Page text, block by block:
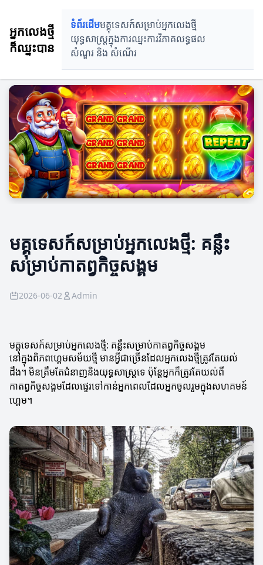
អ្នកលេងថ្មី
ក៏ឈ្នះបាន
ទំព័រដើមមគ្គុទេសក៍សម្រាប់អ្នកលេងថ្មី
យុទ្ធសាស្ត្រក្នុងការឈ្នះការវិភាគលទ្ធផល
សំណួរ និង សំណេីរ
មគ្គុទេសក៍សម្រាប់អ្នកលេងថ្មី: គន្លឹះ
សម្រាប់កាតព្វកិច្ចសង្គម
2026-06-02 Admin
មគ្គុទេសក៍សម្រាប់អ្នកលេងថ្មី: គន្លឹះសម្រាប់កាតព្វកិច្ចសង្គម
នៅក្នុងពិភពហ្គេមសម័យថ្មី មានអ្វីជាច្រើនដែលអ្នកលេងថ្មីត្រូវតែយល់
ដឹង។ មិនត្រឹមតែជំនាញនិងយុទ្ធសាស្ត្រទេ ប៉ុន្តែអ្នកក៏ត្រូវតែយល់ពី
កាតព្វកិច្ចសង្គមដែលផ្ទេរទៅកាន់អ្នកពេលដែលអ្នកចូលរួមក្នុងសហគមន៍
ហ្គេម។